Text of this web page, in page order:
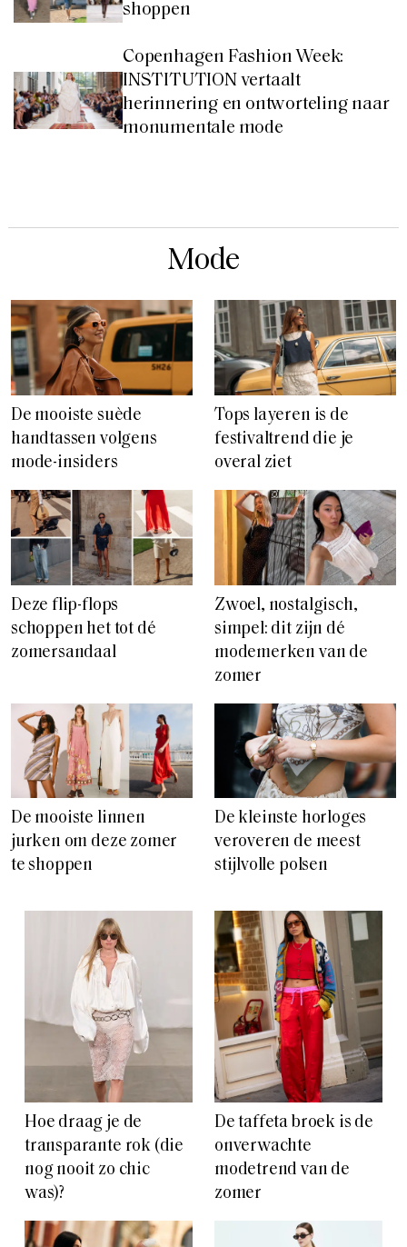
shoppen
Copenhagen Fashion Week:
INSTITUTION vertaalt
herinnering en ontworteling naar
monumentale mode
Mode
De mooiste suède
handtassen volgens
mode-insiders
Tops layeren is de
festivaltrend die je
overal ziet
Deze flip-flops
schoppen het tot dé
zomersandaal
Zwoel, nostalgisch,
simpel: dit zijn dé
modemerken van de
zomer
De mooiste linnen
jurken om deze zomer
te shoppen
De kleinste horloges
veroveren de meest
stijlvolle polsen
Hoe draag je de
transparante rok (die
nog nooit zo chic
was)?
De taffeta broek is de
onverwachte
modetrend van de
zomer